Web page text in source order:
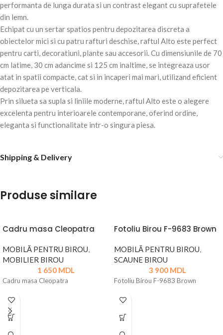
performanta de lunga durata si un contrast elegant cu suprafetele
din lemn.
Echipat cu un sertar spatios pentru depozitarea discreta a
obiectelor mici si cu patru rafturi deschise, raftul Alto este perfect
pentru carti, decoratiuni, plante sau accesorii. Cu dimensiunile de 70
cm latime, 30 cm adancime si 125 cm inaltime, se integreaza usor
atat in spatii compacte, cat si in incaperi mai mari, utilizand eficient
depozitarea pe verticala.
Prin silueta sa supla si liniile moderne, raftul Alto este o alegere
excelenta pentru interioarele contemporane, oferind ordine,
eleganta si functionalitate intr-o singura piesa.
Shipping & Delivery
Produse similare
Cadru masa Cleopatra
MOBILĂ PENTRU BIROU,
MOBILIER BIROU
1 650 MDL
Cadru masa Cleopatra
Fotoliu Birou F-9683 Brown
MOBILĂ PENTRU BIROU,
SCAUNE BIROU
3 900 MDL
Fotoliu Birou F-9683 Brown